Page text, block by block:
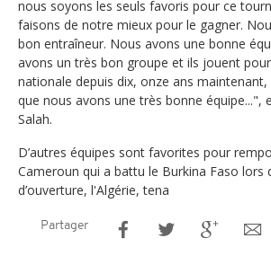
nous soyons les seuls favoris pour ce
faisons de notre mieux pour le gagner.
bon entraîneur. Nous avons une bonne
avons un très bon groupe et ils jouent
nationale depuis dix, onze ans maintenant,
que nous avons une très bonne équipe...",
Salah.
D’autres équipes sont favorites pour
Cameroun qui a battu le Burkina Faso lors
d’ouverture, l'Algérie, tena
Partager